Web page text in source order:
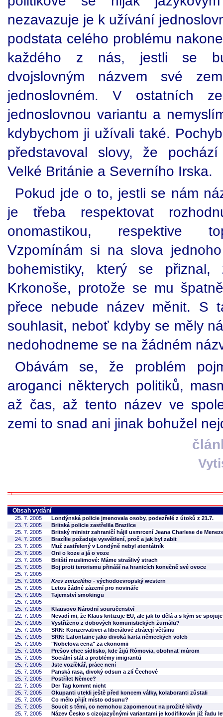
nezavazuje je k užívání
podstata celého problému
každého z nás, jestli se
dvojslovným názvem své
jednoslovném. V ostatních
jednoslovnou variantu a
kdybychom ji užívali také.
představoval slovy, že
Velké Británie a Severního Irska.
Pokud jde o to, jestli se nám
je třeba respektovat
onomastikou, respektive
Vzpomínám si na slova
bohemistiky, který se
Krkonoše, protože se mu
přece nebude název měnit. S
souhlasit, neboť kdyby se měly
nedohodneme se na žádném
Obávám se, že problém
aroganci některych politiků,
až čas, až tento název ve
zemi to snad ani jinak bohužel
Obsah vydání
25. 7. 2005
Londýnská policie jmenovala osoby, podezřelé z útoků z 21.7.
23. 7. 2005
Britská policie zastřelila Brazilce
25. 7. 2005
Britský ministr zahraničí hájil usmrcení Jeana Charlese de
24. 7. 2005
Brazílie požaduje vysvětlení, proč a jak byl zabit
23. 7. 2005
Muž zastřelený v Londýně nebyl atentátník
25. 7. 2005
Oni o koze a já o voze
23. 7. 2005
Britští muslimové: Máme strašlivý strach
25. 7. 2005
Boj proti terorismu přináší na hranicích konečně své ovoce
25. 7. 2005
25. 7. 2005
Krev zmizelého - východoevropský western
25. 7. 2005
Letos žádné zázemí pro novináře
25. 7. 2005
Tajemství smokingu
25. 7. 2005
25. 7. 2005
Klausovo Národní souručenství
22. 7. 2005
Nevadí mi, že Klaus kritizuje EU, ale jak to dělá a s kým se spojuje
25. 7. 2005
Vystřiženo z dobových komunistických žurnálů?
25. 7. 2005
SRN: Konzervativci a liberálové ztrácejí většinu
25. 7. 2005
SRN: Lafontaine jako divoká karta německých voleb
25. 7. 2005
"Nobelova cena" za ekonomii
25. 7. 2005
Prešov chce sídlisko, kde žijú Rómovia, obohnať múrom
25. 7. 2005
Sociální stát a problémy imigrantů
25. 7. 2005
Jste vozíčkář, práce není
25. 7. 2005
Panská rasa, divoký odsun a zlí Čechové
25. 7. 2005
Postřílet Němce?
22. 7. 2005
Der Tag kommt nicht
25. 7. 2005
Okupanti utekli ještě před koncem války, kolaboranti zůstali
25. 7. 2005
Co mělo přijít místo odsunu?
25. 7. 2005
Soucit s těmi, co nemohou zapomenout na prožité křivdy
25. 7. 2005
Název Česko s cizojazyčnými variantami je kodifikován již řadu